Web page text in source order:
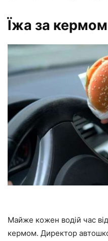
Їжа за кермом
Майже кожен водій час від
кермом. Директор